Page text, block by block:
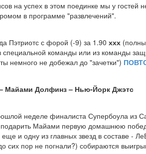
на успех в этом поединке мы у гостей
в программе "развлечений".
Пэтриотс с форой (-9) за 1.90 ххх
специальной команды или из команды
немного не добежал до "зачетки")
Майами Долфинз– Нью-Йорк Джэтс
неделе финалиста Супербоула из
Майами первую домашнюю
и одну из главных звезд в составе -
сих пор не погнали?) собираются